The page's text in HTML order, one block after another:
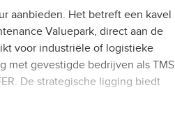
aanbieden. Het betreft een kavel
Valuepark, direct aan de
voor industriële of logistieke
met gevestigde bedrijven als TMS
De strategische ligging biedt